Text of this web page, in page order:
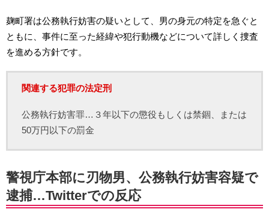
麹町署は公務執行妨害の疑いとして、男の身元の特定を急ぐと
ともに、事件に至った経緯や犯行動機などについて詳しく捜査
を進める方針です。
関連する犯罪の法定刑
公務執行妨害罪…３年以下の懲役もしくは禁錮、または
50万円以下の罰金
警視庁本部に刃物男、公務執行妨害容疑で
逮捕…Twitterでの反応